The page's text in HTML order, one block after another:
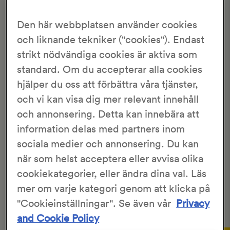
CHERMOULA
Marie Skogström
30 min
30 min
Chermoula är en nordafrikansk dressing som passar
mycket bra till t.ex. en sallad en varm sommardag!
Servera ett gott surdegsbröd till. Sätt degen på kvällen,
låt jäsa i kylskåpet över natten, ta fram och baka av på
morgonen. På så sätt kan man vara ute i det vackra
vädret hela dagen.
3.29/5
Den här webbplatsen använder cookies
och liknande tekniker ("cookies"). Endast
strikt nödvändiga cookies är aktiva som
standard. Om du accepterar alla cookies
hjälper du oss att förbättra våra tjänster,
och vi kan visa dig mer relevant innehåll
och annonsering. Detta kan innebära att
information delas med partners inom
sociala medier och annonsering. Du kan
när som helst acceptera eller avvisa olika
cookiekategorier, eller ändra dina val. Läs
mer om varje kategori genom att klicka på
"Cookieinställningar". Se även vår Privacy
and Cookie Policy